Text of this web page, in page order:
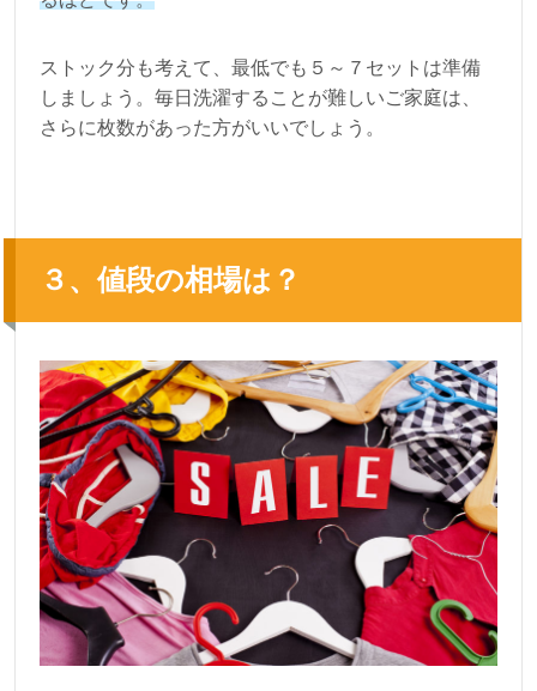
ストック分も考えて、最低でも５～７セットは準備
しましょう。毎日洗濯することが難しいご家庭は、
さらに枚数があった方がいいでしょう。
３、値段の相場は？